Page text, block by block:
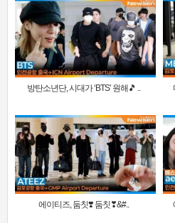
방탄소년단, 시대가 ‘BTS’ 원해🎵 ..
에이티즈, 둠칫❣️ 둠칫❣&#..